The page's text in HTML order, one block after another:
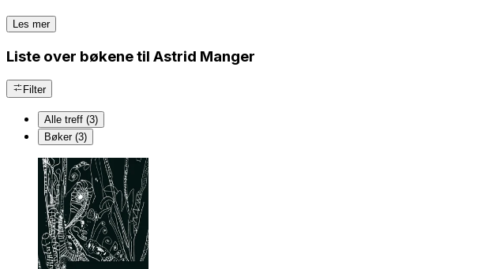
Les mer
Liste over bøkene til Astrid Manger
Filter
Alle treff (3)
Bøker (3)